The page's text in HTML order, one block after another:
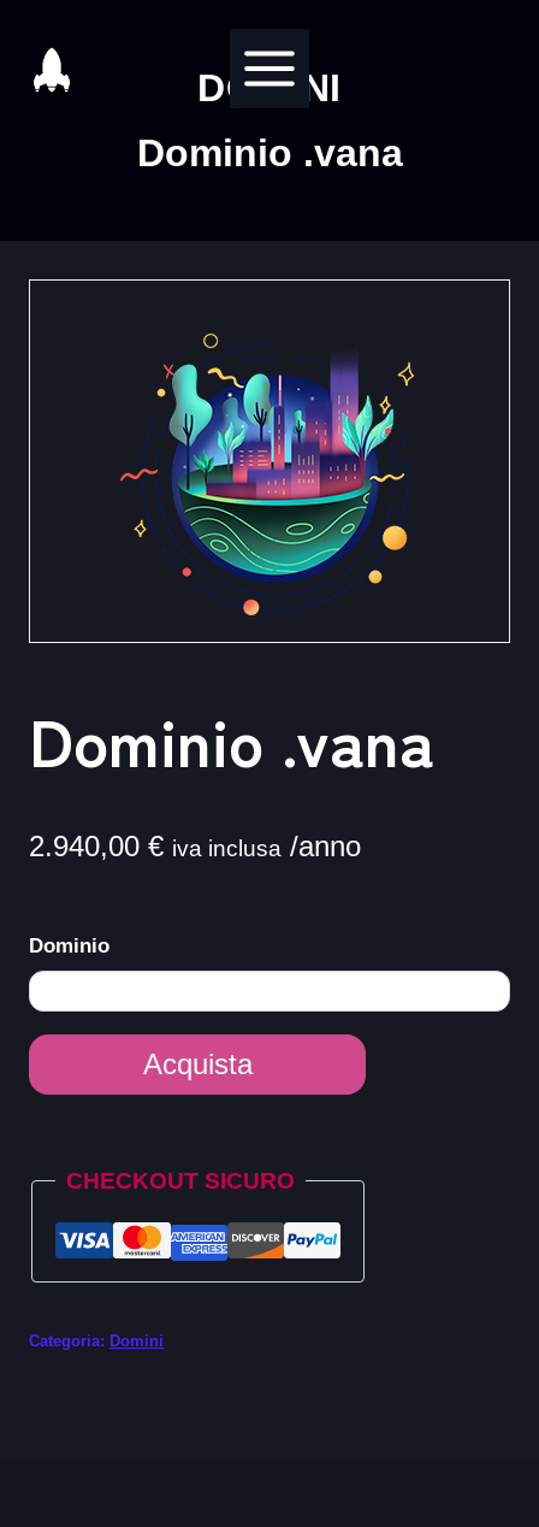
contenuto
DOMINI
Dominio .vana
Dominio .vana
2.940,00 € iva inclusa /anno
Dominio
Dominio
.vana
Acquista
CHECKOUT SICURO
Categoria: Domini